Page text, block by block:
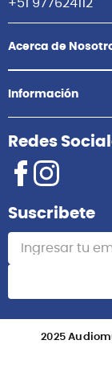
+51 977624112
Acerca de
Información
Redes
Suscribete
2025